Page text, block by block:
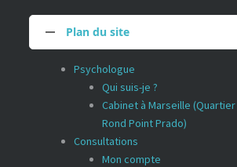
Plan du site
Psychologue
Qui suis-je ?
Cabinet à Marseille
Rond Point Prado)
Consultations
Mon compte